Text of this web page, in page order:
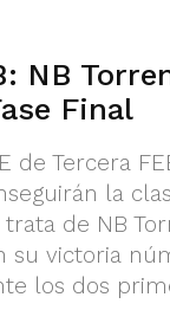
NB
Final
de Tercera
la
de NB
su victoria
los dos